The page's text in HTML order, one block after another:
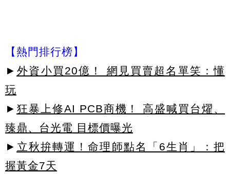
【熱門排行榜】
► 外資小買20億！ 網見買賣超名單笑：懂
玩
► 狂暴上修AI PCB商機！ 高盛喊買台燿、
臻鼎、台光電 目標價曝光
► 立秋拚轉運！命理師點名「6生肖」：把
握黃金7天